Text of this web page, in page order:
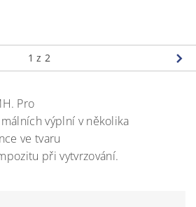
1 z 2
Pro
chvýplní v několika
ve tvaru
přivytvrzování.